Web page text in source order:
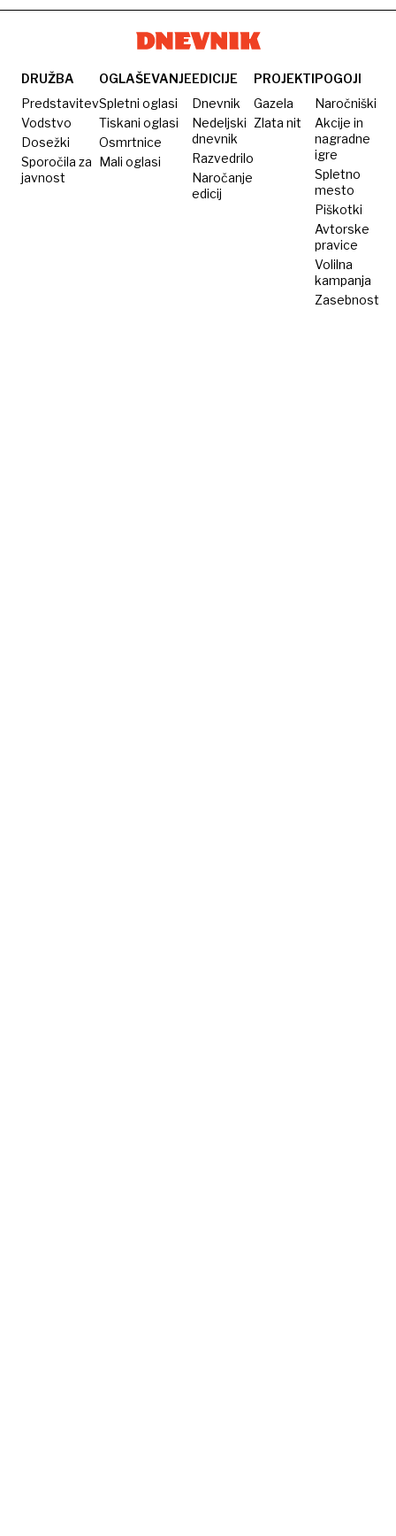
DRUŽBA
Predstavitev
Vodstvo
Dosežki
Sporočila za
javnost
OGLAŠEVANJE
Spletni oglasi
Tiskani oglasi
Osmrtnice
Mali oglasi
EDICIJE
Dnevnik
Nedeljski
dnevnik
Razvedrilo
Naročanje
edicij
PROJEKTI
Gazela
Zlata nit
POGOJI
Naročniški
Akcije in
nagradne
igre
Spletno
mesto
Piškotki
Avtorske
pravice
Volilna
kampanja
Zasebnost